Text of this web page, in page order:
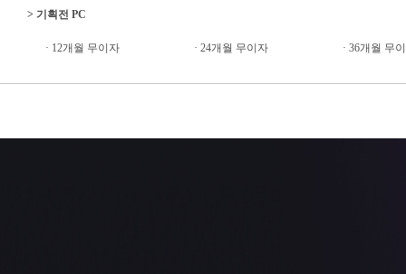
> 기획전 PC
· 12개월 무이자 · 24개월 무이자 · 36개월 무